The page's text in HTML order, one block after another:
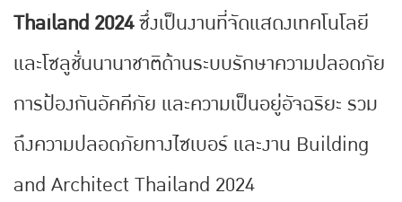
Thailand 2024ซึ่งเป็นงานที่จัดแสดงเทคโนโลยี
และโซลูชั่นนานาชาติด้านระบบรักษาความปลอดภัย
การป้องกันอัคคีภัย และความเป็นอยู่อัจฉริยะ รวม
ถึงความปลอดภัยทางไซเบอร์ และงาน Building
and Architect Thailand 2024